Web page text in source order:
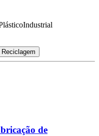
Reciclagem
de